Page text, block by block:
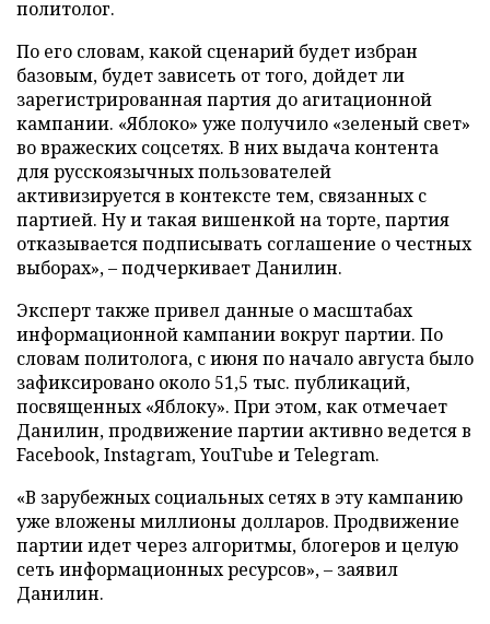
политолог.
По его словам, какой сценарий будет избран
базовым, будет зависеть от того, дойдет ли
зарегистрированная партия до агитационной
кампании. «Яблоко» уже получило «зеленый свет»
во вражеских соцсетях. В них выдача контента
для русскоязычных пользователей
активизируется в контексте тем, связанных с
партией. Ну и такая вишенкой на торте, партия
отказывается подписывать соглашение о честных
выборах», – подчеркивает Данилин.
Эксперт также привел данные о масштабах
информационной кампании вокруг партии. По
словам политолога, с июня по начало августа было
зафиксировано около 51,5 тыс. публикаций,
посвященных «Яблоку». При этом, как отмечает
Данилин, продвижение партии активно ведется в
Facebook, Instagram, YouTube и Telegram.
«В зарубежных социальных сетях в эту кампанию
уже вложены миллионы долларов. Продвижение
партии идет через алгоритмы, блогеров и целую
сеть информационных ресурсов», – заявил
Данилин.